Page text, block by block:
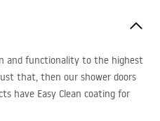
and functionality to the highest
that, then our shower doors
have Easy Clean coating for